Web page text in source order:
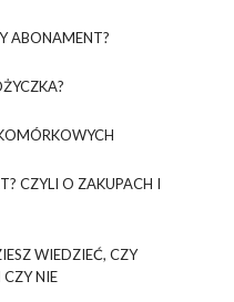
ABONAMENT?
CZYLI O ZAKUPACH I
WIEDZIEĆ, CZY
NIE